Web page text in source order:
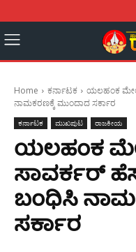
Home ಕರ್ನಾಟಕ
ಯಲಹಂಕ
ನಾಮಕರಣಕ್ಕೆ ಮುಂದಾದ ಸರ್ಕಾರ
ಕರ್ನಾಟಕ ಮುಖಪುಟ ರಾಜಕೀಯ
ಯಲಹಂಕ
ಸಾವರ್ಕರ್‌
ಬಂಧಿಸಿ
ಸರ್ಕಾರ